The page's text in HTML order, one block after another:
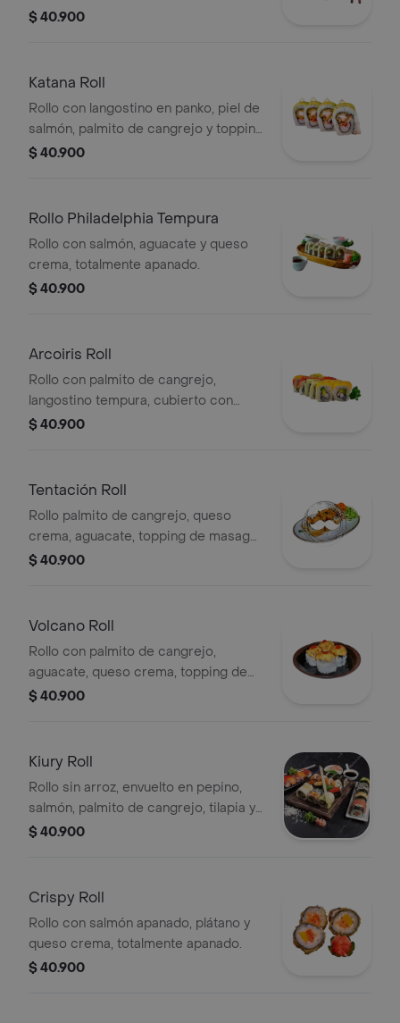
topping de ajonjolí.
$ 40.900
Katana Roll
Rollo con langostino en panko, piel de
salmón, palmito de cangrejo y topping
de aguacate.
$ 40.900
Rollo Philadelphia Tempura
Rollo con salmón, aguacate y queso
crema, totalmente apanado.
$ 40.900
Arcoiris Roll
Rollo con palmito de cangrejo,
langostino tempura, cubierto con
salmón, atún, tilapia y aguacate.
$ 40.900
Tentación Roll
Rollo palmito de cangrejo, queso
crema, aguacate, topping de masago,
ajonjolí, rebozado con camarones en
$ 40.900
Volcano Roll
Rollo con palmito de cangrejo,
aguacate, queso crema, topping de
masago y ajonjolí, rebozado en salsa
$ 40.900
Kiury Roll
Rollo sin arroz, envuelto en pepino,
salmón, palmito de cangrejo, tilapia y
aguacate.
$ 40.900
Crispy Roll
Rollo con salmón apanado, plátano y
queso crema, totalmente apanado.
$ 40.900